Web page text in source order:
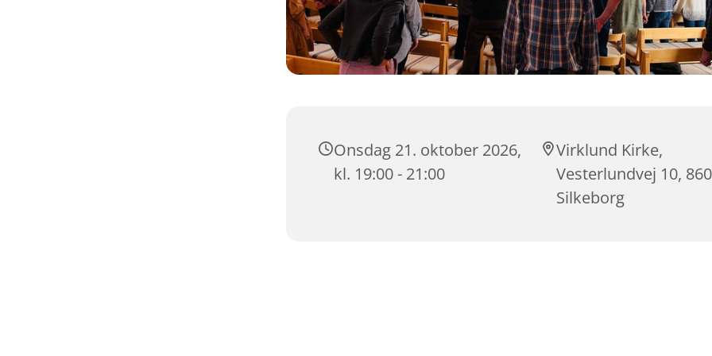
Onsdag 21. oktober 2026,
kl. 19:00 - 21:00
Virklund Kirke,
Vesterlundvej 10,
Silkeborg